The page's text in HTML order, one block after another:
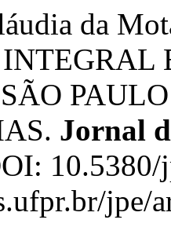
da
Jornal
jpe/